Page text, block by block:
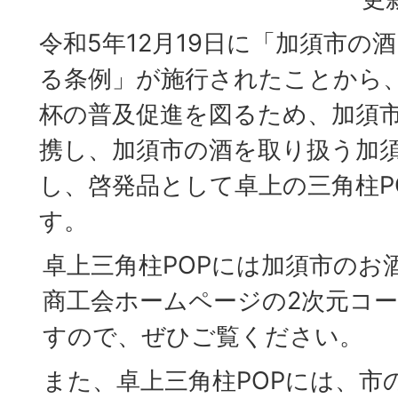
令和5年12月19日に「加須市の
る条例」が施行されたことから
杯の普及促進を図るため、加須
携し、加須市の酒を取り扱う加
し、啓発品として卓上の三角柱
す。
卓上三角柱POPには加須市のお
商工会ホームページの2次元コ
すので、ぜひご覧ください。
また、卓上三角柱POPには、市